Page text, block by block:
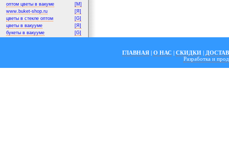
оптом цветы в вакуме
[M]
www.buket-shop.ru
[Я]
цветы в стекле оптом
[G]
цветы в вакууме
[Я]
букеты в вакууме
[G]
ГЛАВНАЯ | О НАС | СКИДКИ |
Разработка и